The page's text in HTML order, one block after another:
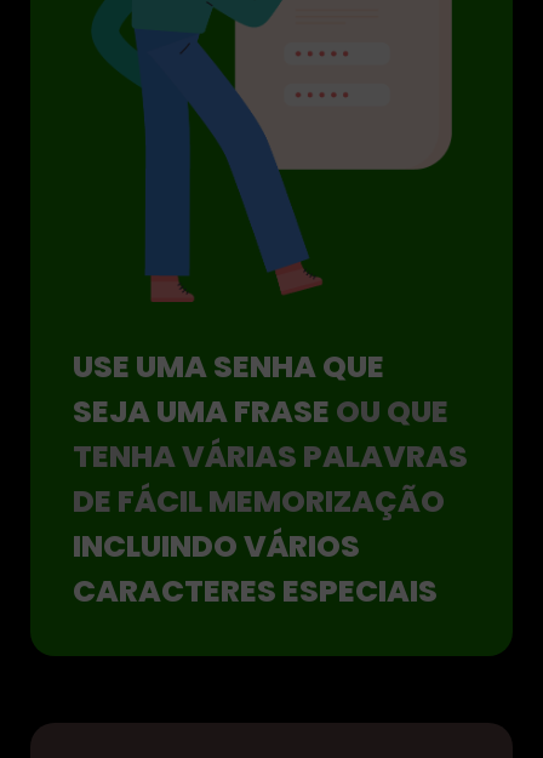
USE UMA SENHA QUE
SEJA UMA FRASE OU QUE
TENHA VÁRIAS PALAVRAS
DE FÁCIL MEMORIZAÇÃO
INCLUINDO VÁRIOS
CARACTERES ESPECIAIS